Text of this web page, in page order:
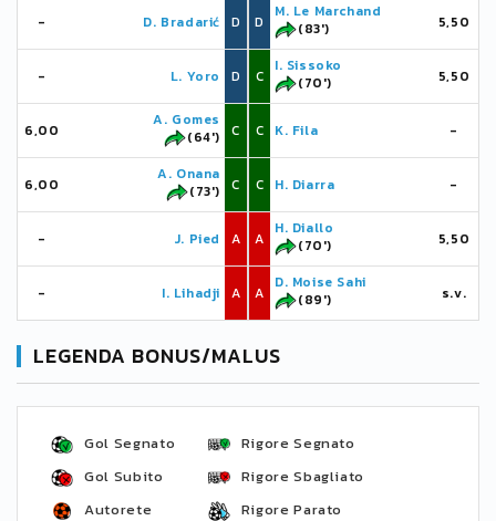
- D. Bradarić D
- L. Yoro D
6,00
A. Gomes
(64')
C
6,00
A. Onana
(73')
C
- J. Pied A
- I. Lihadji A
D
M. Le Marchand
(83')
5,50
C
I. Sissoko
(70')
5,50
C K. Fila -
C H. Diarra -
A
H. Diallo
(70')
5,50
A
D. Moise Sahi
(89')
s.v.
LEGENDA BONUS/MALUS
Gol Segnato
Gol Subito
Autorete
Rigore Segnato
Rigore Sbagliato
Rigore Parato